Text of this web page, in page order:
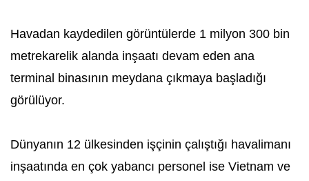
Havadan kaydedilen görüntülerde 1 milyon 300 bin
metrekarelik alanda inşaatı devam eden ana
terminal binasının meydana çıkmaya başladığı
görülüyor.
Dünyanın 12 ülkesinden işçinin çalıştığı havalimanı
inşaatında en çok yabancı personel ise Vietnam ve